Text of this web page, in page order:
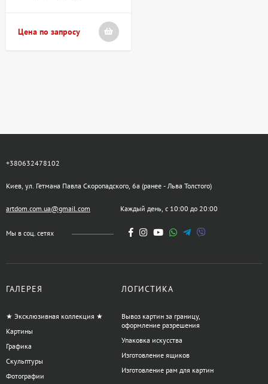
Цена по запросу
+380632478102
Киев, ул. Гетмана Павла Скоропадского, 6а (ранее - Льва Толстого)
artdom.com.ua@gmail.com Каждый день, с 10:00 до 20:00
Мы в соц. сетях
ГАЛЕРЕЯ
★ Эксклюзивная коллекция ★
Картины
Графика
Скульптуры
Фотографии
ЛОГИСТИКА
Вывоз картин за границу,
оформление разрешения
Упаковка искусства
Изготовление ящиков
Изготовление рам для картин